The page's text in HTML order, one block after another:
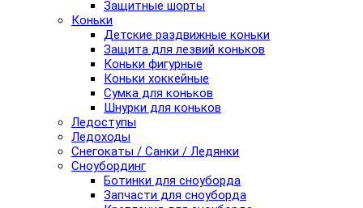
Защитные шорты
Коньки
Детские раздвижные коньки
Защита для лезвий коньков
Коньки фигурные
Коньки хоккейные
Сумка для коньков
Шнурки для коньков
Ледоступы
Ледоходы
Снегокаты / Санки / Ледянки
Сноубординг
Ботинки для сноуборда
Запчасти для сноуборда